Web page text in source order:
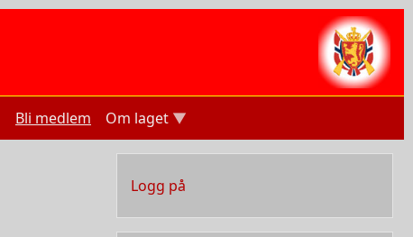
Bli medlem Om laget
User account menu
Logg på